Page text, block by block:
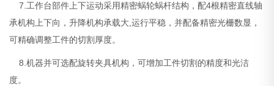
7.工作台部件上下运动采用精密蜗轮蜗杆结构，配4根精密直线轴
承机构上下向，升降机构承载大,运行平稳，并配备精密光栅数显，
可精确调整工件的切割厚度。
8.机器并可选配旋转夹具机构，可增加工件切割的精度和光洁
度。